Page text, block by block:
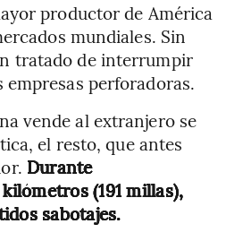
productor de América
mundiales. Sin
tratado de interrumpir
perforadoras.
vende al extranjero se
el resto, que antes
Durante
(191 millas),
sabotajes.